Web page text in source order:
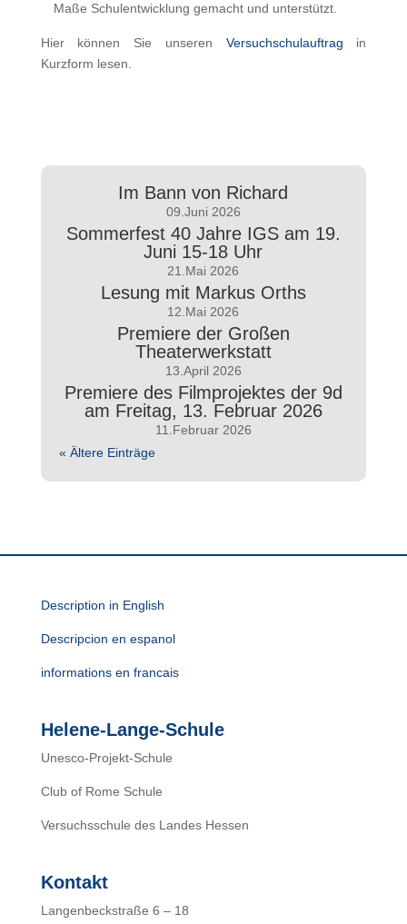
Maße Schulentwicklung gemacht und unterstützt.
Hier können Sie unseren Versuchschulauftrag in
Kurzform lesen.
Im Bann von Richard
09.Juni 2026
Sommerfest 40 Jahre IGS am 19.
Juni 15-18 Uhr
21.Mai 2026
Lesung mit Markus Orths
12.Mai 2026
Premiere der Großen
Theaterwerkstatt
13.April 2026
Premiere des Filmprojektes der 9d
am Freitag, 13. Februar 2026
11.Februar 2026
« Ältere Einträge
Description in English
Descripcion en espanol
informations en francais
Helene-Lange-Schule
Unesco-Projekt-Schule
Club of Rome Schule
Versuchsschule des Landes Hessen
Kontakt
Langenbeckstraße 6 – 18